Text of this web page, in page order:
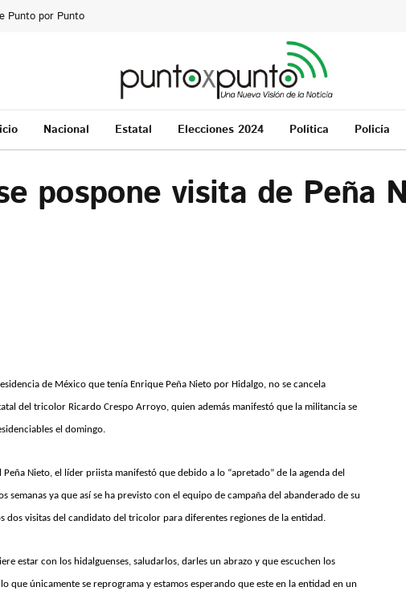
Punto por Punto
Nacional Estatal Elecciones 2024 Política Policía
pospone visita de Peña
de México que tenía Enrique Peña Nieto por Hidalgo, no se cancela
del tricolor Ricardo Crespo Arroyo, quien además manifestó que la militancia se
el domingo.
Nieto, el líder priista manifestó que debido a lo “apretado” de la agenda del
semanas ya que así se ha previsto con el equipo de campaña del abanderado de su
dos visitas del candidato del tricolor para diferentes regiones de la entidad.
estar con los hidalguenses, saludarlos, darles un abrazo y que escuchen los
que únicamente se reprograma y estamos esperando que este en la entidad en un